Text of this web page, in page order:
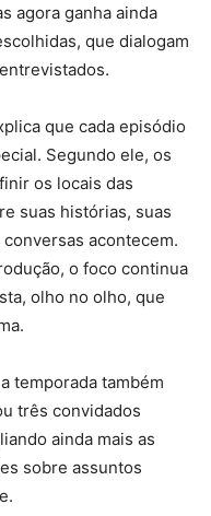
agora ganha ainda
que dialogam
que cada episódio
Segundo ele, os
os locais das
suas histórias, suas
acontecem.
o foco continua
olho no olho, que
temporada também
três convidados
ainda mais as
sobre assuntos